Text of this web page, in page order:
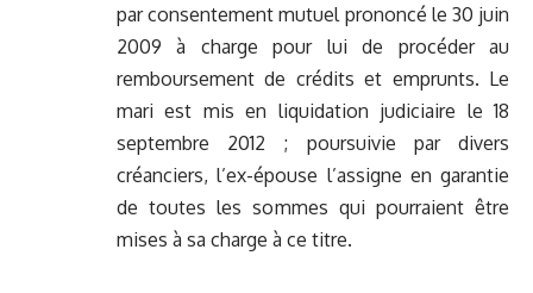
par consentement mutuel prononcé le 30 juin
2009 à charge pour lui de procéder au
remboursement de crédits et emprunts. Le
mari est mis en liquidation judiciaire le 18
septembre 2012 ; poursuivie par divers
créanciers, l’ex-épouse l’assigne en garantie
de toutes les sommes qui pourraient être
mises à sa charge à ce titre.